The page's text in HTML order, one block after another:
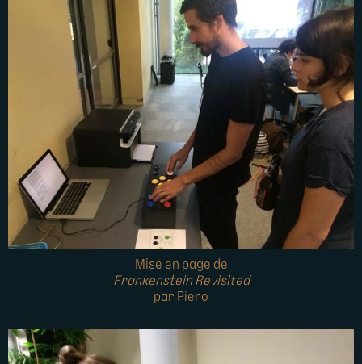
Mise en page de
Frankenstein Revisited
par Piero